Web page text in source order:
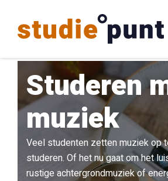
Studeren
muziek
Veel studenten zetten muziek op
studeren. Of het nu gaat om het
rustige achtergrondmuziek of